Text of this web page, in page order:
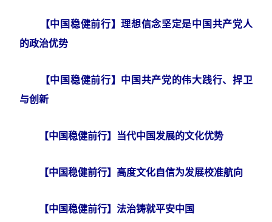
【中国稳健前行】理想信念坚定是中国共产党人
的政治优势
【中国稳健前行】中国共产党的伟大践行、捍卫
与创新
【中国稳健前行】当代中国发展的文化优势
【中国稳健前行】高度文化自信为发展校准航向
【中国稳健前行】法治铸就平安中国